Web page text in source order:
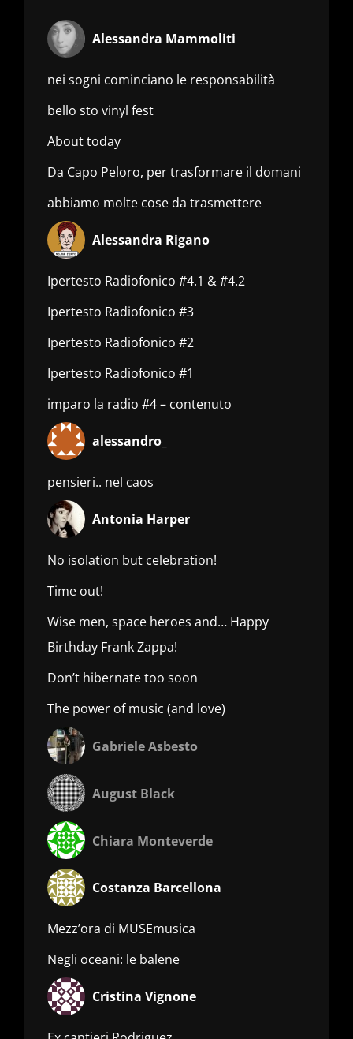
Alessandra Mammoliti
nei sogni cominciano le responsabilità
bello sto vinyl fest
About today
Da Capo Peloro, per trasformare il domani
abbiamo molte cose da trasmettere
Alessandra Rigano
Ipertesto Radiofonico #4.1 & #4.2
Ipertesto Radiofonico #3
Ipertesto Radiofonico #2
Ipertesto Radiofonico #1
imparo la radio #4 – contenuto
alessandro_
pensieri.. nel caos
Antonia Harper
No isolation but celebration!
Time out!
Wise men, space heroes and… Happy
Birthday Frank Zappa!
Don’t hibernate too soon
The power of music (and love)
Gabriele Asbesto
August Black
Chiara Monteverde
Costanza Barcellona
Mezz’ora di MUSEmusica
Negli oceani: le balene
Cristina Vignone